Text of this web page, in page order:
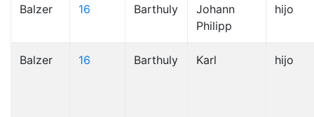
Balzer 16 Barthuly
Johann
Philipp
hijo
Balzer 16 Barthuly Karl hijo